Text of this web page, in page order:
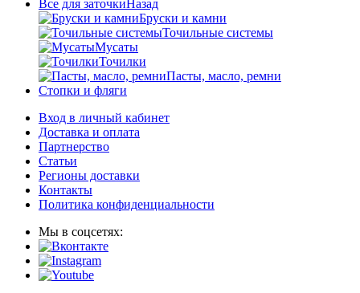
Все для заточкиНазад
Бруски и камни
Точильные системы
Мусаты
Точилки
Пасты, масло, ремни
Стопки и фляги
Вход в личный кабинет
Доставка и оплата
Партнерство
Статьи
Регионы доставки
Контакты
Политика конфиденциальности
Мы в соцсетях: